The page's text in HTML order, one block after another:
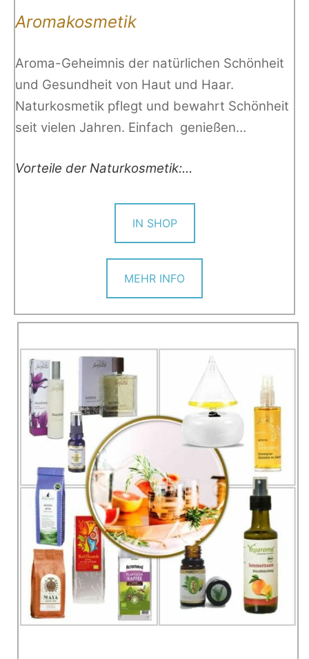
Aromakosmetik
Aroma-Geheimnis der natürlichen Schönheit
und Gesundheit von Haut und Haar.
Naturkosmetik pflegt und bewahrt Schönheit
seit vielen Jahren. Einfach genießen…
Vorteile der Naturkosmetik:…
IN SHOP
MEHR INFO